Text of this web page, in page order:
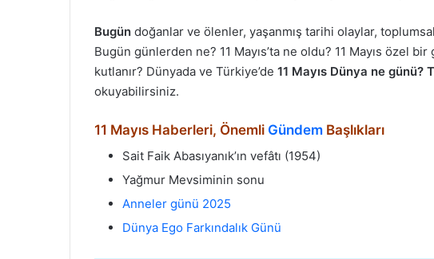
Bugün doğanlar ve ölenler, yaşanmış tarihi olaylar,
Bugün günlerden ne? 11 Mayıs’ta ne oldu? 11 Mayıs özel bir
kutlanır? Dünyada ve Türkiye’de 11 Mayıs Dünya ne günü?
okuyabilirsiniz.
11 Mayıs Haberleri, Önemli Gündem Başlıkları
Sait Faik Abasıyanık’ın vefâtı (1954)
Yağmur Mevsiminin sonu
Anneler günü 2025
Dünya Ego Farkındalık Günü